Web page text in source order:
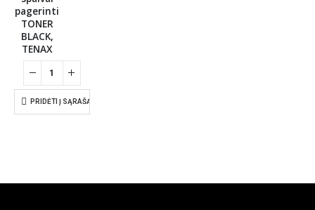
pagerinti
TONER
BLACK,
TENAX
PRIDĖTI Į SĄRAŠĄ